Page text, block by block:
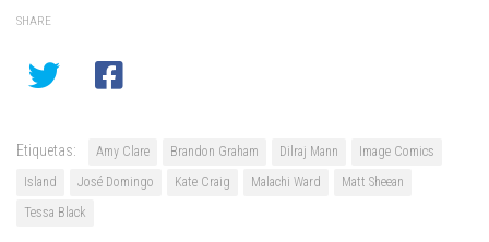
SHARE
Etiquetas: Amy Clare Brandon Graham Dilraj Mann
Image Comics
Island
José Domingo Kate Craig Malachi Ward
Matt Sheean
Tessa Black